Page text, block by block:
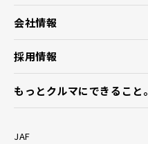
会社情報
採用情報
もっとクルマにできること。
JAF